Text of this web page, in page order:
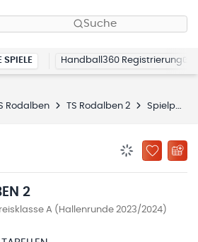
Suche
SPIELE Handball360 Registrierung
Rodalben TS Rodalben 2 Spielplan
ZU
2
A (Hallenrunde 2023/2024)